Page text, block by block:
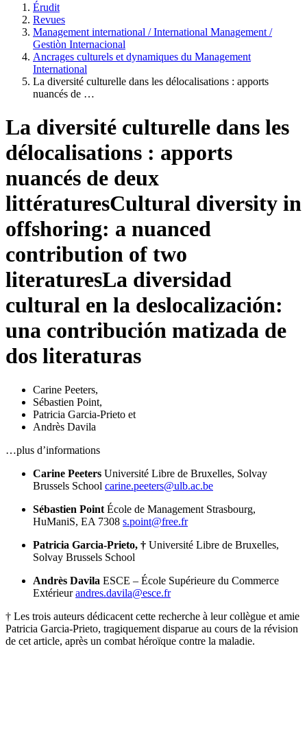
Érudit
Revues
Management international / International Management /
Gestiòn Internacional
Ancrages culturels et dynamiques du Management
International
La diversité culturelle dans les délocalisations : apports
nuancés de …
La diversité culturelle dans les
délocalisations : apports
nuancés de deux
littératuresCultural diversity in
offshoring: a nuanced
contribution of two
literaturesLa diversidad
cultural en la deslocalización:
una contribución matizada de
dos literaturas
Carine Peeters,
Sébastien Point,
Patricia Garcia-Prieto et
Andrès Davila
…plus d’informations
Carine Peeters Université Libre de Bruxelles, Solvay
Brussels School carine.peeters@ulb.ac.be
Sébastien Point École de Management Strasbourg,
HuManiS, EA 7308 s.point@free.fr
Patricia Garcia-Prieto, † Université Libre de Bruxelles,
Solvay Brussels School
Andrès Davila ESCE – École Supérieure du Commerce
Extérieur andres.davila@esce.fr
† Les trois auteurs dédicacent cette recherche à leur collègue et amie
Patricia Garcia-Prieto, tragiquement disparue au cours de la révision
de cet article, après un combat héroïque contre la maladie.